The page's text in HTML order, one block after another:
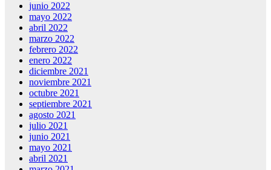
junio 2022
mayo 2022
abril 2022
marzo 2022
febrero 2022
enero 2022
diciembre 2021
noviembre 2021
octubre 2021
septiembre 2021
agosto 2021
julio 2021
junio 2021
mayo 2021
abril 2021